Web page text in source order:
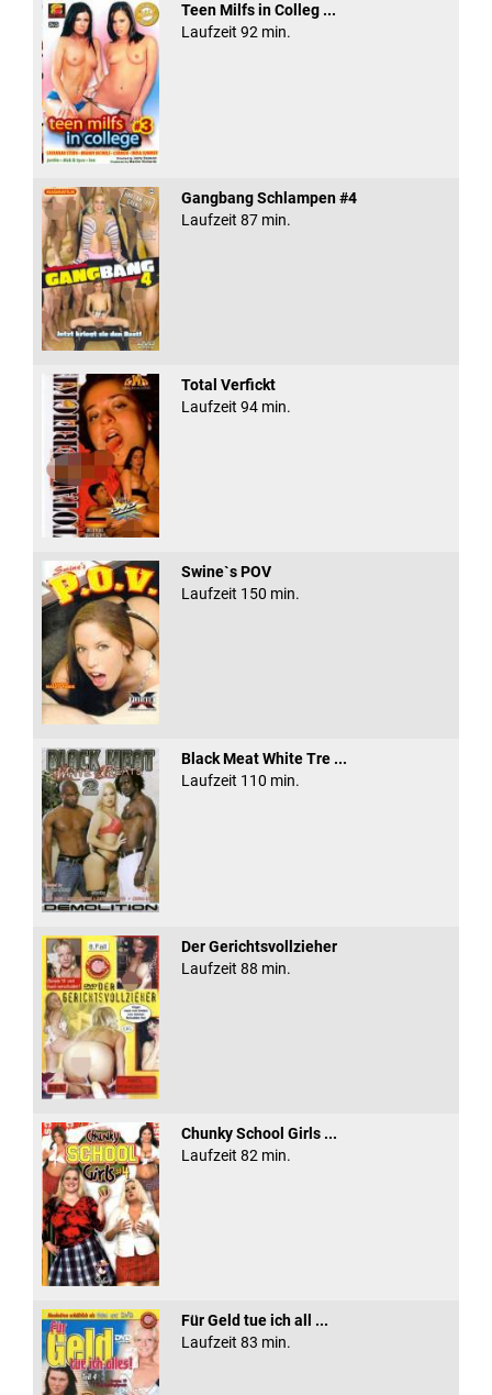
Teen Milfs in Colleg ...
Laufzeit 92 min.
Gangbang Schlampen #4
Laufzeit 87 min.
Total Verfickt
Laufzeit 94 min.
Swine`s POV
Laufzeit 150 min.
Black Meat White Tre ...
Laufzeit 110 min.
Der Gerichtsvollzieher
Laufzeit 88 min.
Chunky School Girls ...
Laufzeit 82 min.
Für Geld tue ich all ...
Laufzeit 83 min.